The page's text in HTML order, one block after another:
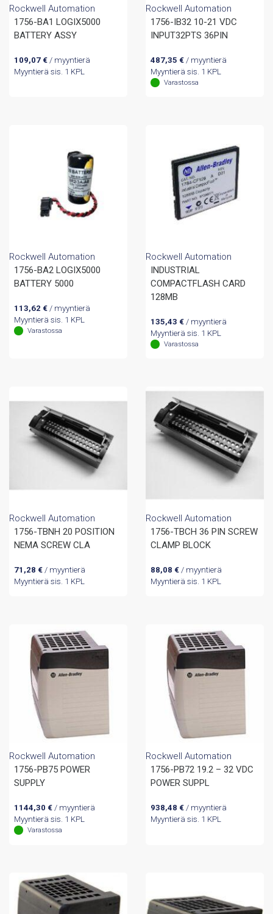
Rockwell Automation
1756-BA1 LOGIX5000
BATTERY ASSY
109,07 €/ myyntierä
Myyntierä sis. 1 KPL
Rockwell Automation
1756-IB32 10-21 VDC
INPUT32PTS 36PIN
487,35 €/ myyntierä
Myyntierä sis. 1 KPL
Varastossa
Rockwell Automation
1756-BA2 LOGIX5000
BATTERY 5000
113,62 €/ myyntierä
Myyntierä sis. 1 KPL
Varastossa
Rockwell Automation
INDUSTRIAL
COMPACTFLASH CARD
128MB
135,43 €/ myyntierä
Myyntierä sis. 1 KPL
Varastossa
Rockwell Automation
1756-TBNH 20 POSITION
NEMA SCREW CLA
71,28 €/ myyntierä
Myyntierä sis. 1 KPL
Rockwell Automation
1756-TBCH 36 PIN SCREW
CLAMP BLOCK
88,08 €/ myyntierä
Myyntierä sis. 1 KPL
Rockwell Automation
1756-PB75 POWER
SUPPLY
1144,30 €/ myyntierä
Myyntierä sis. 1 KPL
Varastossa
Rockwell Automation
1756-PB72 19.2 – 32 VDC
POWER SUPPL
938,48 €/ myyntierä
Myyntierä sis. 1 KPL